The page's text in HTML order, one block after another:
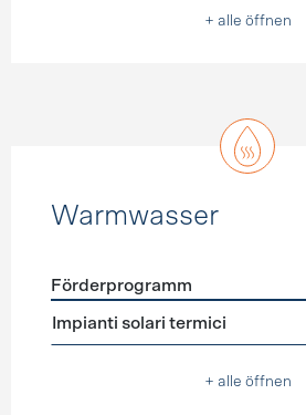
+ alle öffnen
Warmwasser
Förderprogramme Warmwasser
Förderprogramm
Impianti solari termici
+ alle öffnen